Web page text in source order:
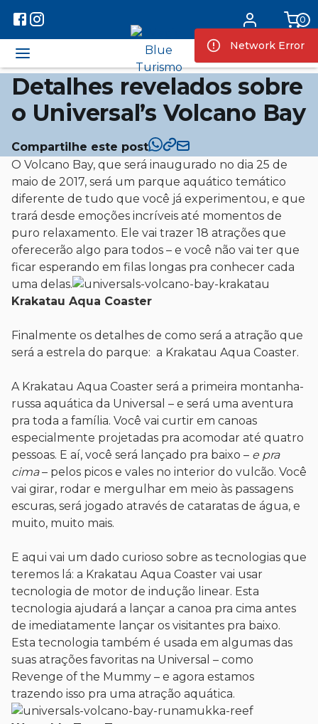
0
Detalhes revelados sobre
o Universal’s Volcano Bay
Compartilhe este post
O Volcano Bay, que será inaugurado no dia 25 de
maio de 2017, será um parque aquático temático
diferente de tudo que você já experimentou, e que
trará desde emoções incríveis até momentos de
puro relaxamento. Ele vai trazer 18 atrações que
oferecerão algo para todos – e você não vai ter que
ficar esperando em filas longas pra conhecer cada
uma delas.
Krakatau Aqua Coaster
Finalmente os detalhes de como será a atração que
será a estrela do parque: a Krakatau Aqua Coaster.
A Krakatau Aqua Coaster será a primeira montanha-
russa aquática da Universal – e será uma aventura
pra toda a família. Você vai curtir em canoas
especialmente projetadas pra acomodar até quatro
pessoas. E aí, você será lançado pra baixo – e pra
cima– pelos picos e vales no interior do vulcão. Você
vai girar, rodar e mergulhar em meio às passagens
escuras, será jogado através de cataratas de água, e
muito, muito mais.
E aqui vai um dado curioso sobre as tecnologias que
teremos lá: a Krakatau Aqua Coaster vai usar
tecnologia de motor de indução linear. Esta
tecnologia ajudará a lançar a canoa pra cima antes
de imediatamente lançar os visitantes pra baixo.
Esta tecnologia também é usada em algumas das
suas atrações favoritas na Universal – como
Revenge of the Mummy – e agora estamos
trazendo isso pra uma atração aquática.
Network Error